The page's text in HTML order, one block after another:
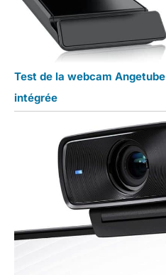
Test de la webcam
intégrée